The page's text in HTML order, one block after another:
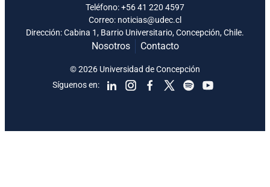
Teléfono:+56 41 220 4597
Correo: noticias@udec.cl
Dirección: Cabina 1, Barrio Universitario, Concepción, Chile.
Nosotros Contacto
Síguenos en:
© 2026 Universidad de Concepción